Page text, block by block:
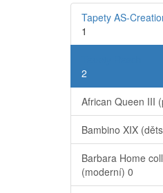
Tapety AS-
1
2
African Queen III
Bambino XIX
Barbara Home
(moderní) 0